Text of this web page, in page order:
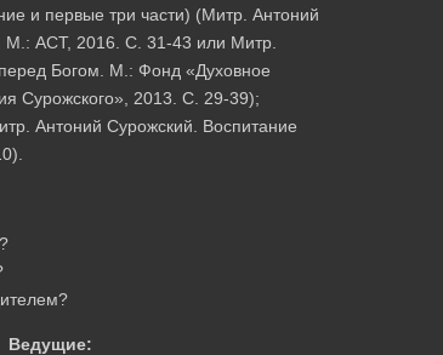
и первые три части) (Митр. Антоний
М.: АСТ, 2016. С. 31-43 или Митр.
Богом. М.: Фонд «Духовное
Сурожского», 2013. С. 29-39);
Антоний Сурожский. Воспитание
Ведущие: